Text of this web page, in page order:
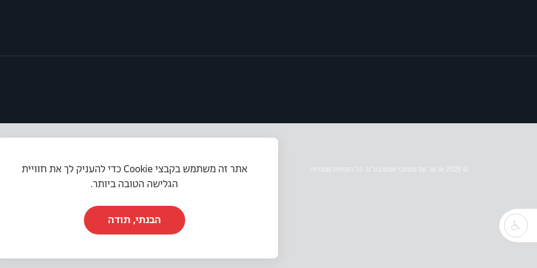
תקנון האתר | מדיניות פרטיות | הצהרת נגישות
אתר זה משתמש בקבצי Cookie כדי להעניק לך את חוויית
הגלישה הטובה ביותר.
הבנתי, תודה